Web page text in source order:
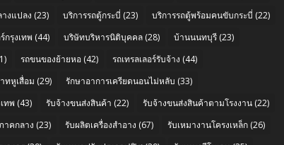
งแปลง (23) บริการรถตู้กระบี่ (23) บริการรถตู้พร้อมคนขับกระบี่ (22)
กรุงเทพ (44) บริษัทบริหารนิติบุคคล (28) บ้านนนทบุรี (23)
รถขนของย้ายหอ (42) รถเทรลเลอร์รับจ้าง (44)
ทหูเสื่อม (29) รักษาอาการเครียดนอนไม่หลับ (33)
ทพ (43) รับจ้างขนส่งสินค้า (22) รับจ้างขนส่งสินค้าตามโรงงาน (22)
าคกลาง (23) รับผลิตเครื่องสำอาง (67) รับเหมางานโครงเหล็ก (26)